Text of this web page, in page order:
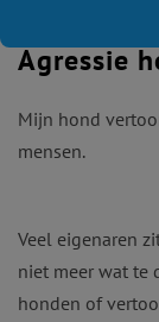
Agressie
Mijn hond
mensen.
Veel eigenaren
niet meer wat te
honden of